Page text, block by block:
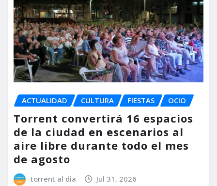
ACTUALIDAD CULTURA FIESTAS OCIO
Torrent convertirá 16 espacios
de la ciudad en escenarios al
aire libre durante todo el mes
de agosto
torrent al dia Jul 31, 2026